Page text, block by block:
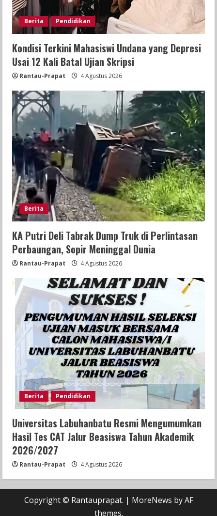
Berita Pendidikan
Kondisi Terkini Mahasiswi Undana yang Depresi
Usai 12 Kali Batal Ujian Skripsi
Rantau-Prapat 4 Agustus 2026
Berita
KA Putri Deli Tabrak Dump Truk di Perlintasan
Perbaungan, Sopir Meninggal Dunia
Rantau-Prapat 4 Agustus 2026
Berita Pendidikan
Universitas Labuhanbatu Resmi Mengumumkan
Hasil Tes CAT Jalur Beasiswa Tahun Akademik
2026/2027
Rantau-Prapat 4 Agustus 2026
Copyright © Rantauprapat. | MoreNews by AF
themes.